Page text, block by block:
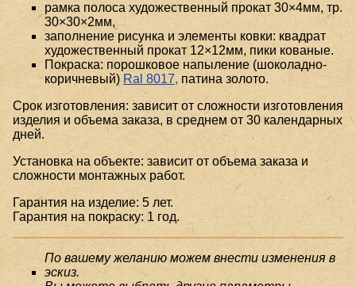
рамка полоса художественный прокат 30×4мм, тр.
30×30×2мм,
заполнение рисунка и элементы ковки: квадрат
художественный прокат 12×12мм, пики кованые.
Покраска: порошковое напыление (шоколадно-
коричневый) Ral 8017, патина золото.
Срок изготовления: зависит от сложности изготовления
изделия и объема заказа, в среднем от 30 календарных
дней.
Установка на объекте: зависит от объема заказа и
сложности монтажных работ.
Гарантия на изделие: 5 лет.
Гарантия на покраску: 1 год.
По вашему желанию можем внести изменения в
эскиз.